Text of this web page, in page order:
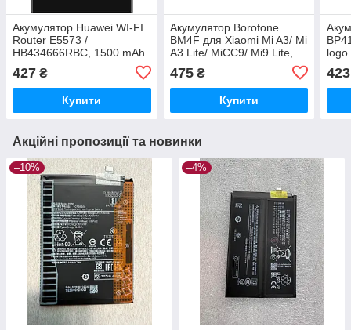
Акумулятор Huawei WI-FI
Router E5573 /
HB434666RBC, 1500 mAh
427 ₴
Купити
Акумулятор Borofone
BM4F для Xiaomi Mi A3/ Mi
A3 Lite/ MiCC9/ Mi9 Lite,
475₴
Купити
logo
423
Акційні пропозиції та новинки
–10% –4%